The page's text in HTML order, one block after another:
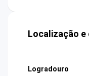
Localização
Logradouro